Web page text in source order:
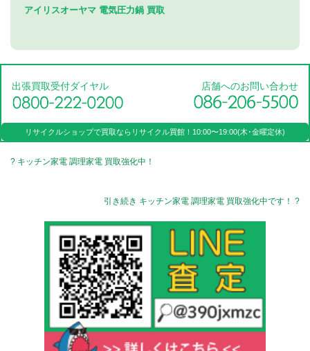
アイリスオーヤマ 電気圧力鍋 買取
出張買取受付ダイヤル 店舗へのお問い合わせ
リサイクルショップで買取なら リサイクル買館！ 10:00〜19:00(木･金曜定休)
? キッチン家電 調理家電 買取強化中！
引き続き キッチン家電 調理家電 買取強化中です！ ?